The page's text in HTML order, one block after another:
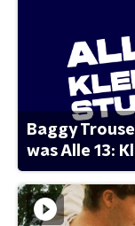
Baggy
was Alle 13: